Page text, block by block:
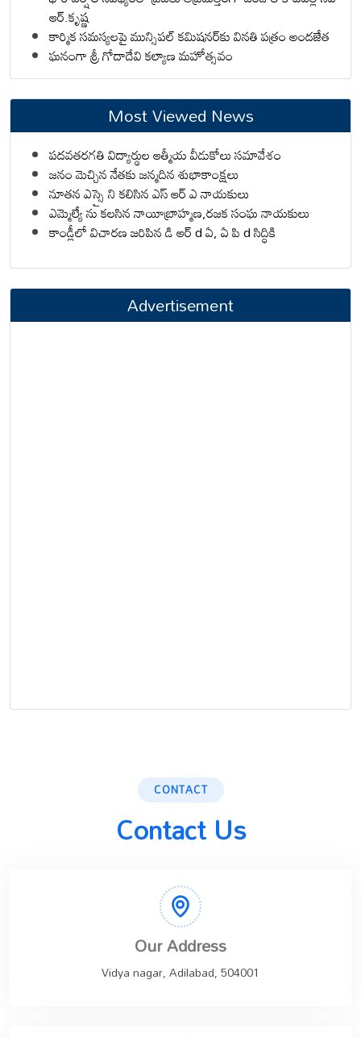
ఆర్.కృష్ణ
కార్మిక సమస్యలపై మున్సిపల్ కమిషనర్‌కు వినతి పత్రం అందజేత
ఘనంగా శ్రీ గోదాదేవి కల్యాణ మహోత్సవం
Most Viewed News
పదవతరగతి విద్యార్థుల ఆత్మీయ వీడుకోలు సమావేశం
జనం మెచ్చిన నేతకు జన్మదిన శుభాకాంక్షలు
నూతన ఎస్సై ని కలిసిన ఎస్ ఆర్ ఎ నాయకులు
ఎమ్మెల్యే ను కలసిన నాయీబ్రాహ్మణ,రజక సంఘ నాయకులు
కాండ్లీలో విచారణ జరిపిన డి ఆర్ d ఏ, ఏ పి d సిద్ధికి
Advertisement
CONTACT
Contact Us
Our Address
Vidya nagar, Adilabad, 504001